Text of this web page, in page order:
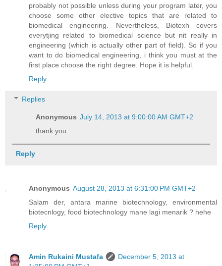
probably not possible unless during your program later, you
choose some other elective topics that are related to
biomedical engineering. Nevertheless, Biotexh covers
everytjing related to biomedical science but nit really in
engineering (which is actually other part of field). So if you
want to do biomedical engineering, i think you must at the
first place choose the right degree. Hope it is helpful.
Reply
Replies
Anonymous July 14, 2013 at 9:00:00 AM GMT+2
thank you
Reply
Anonymous August 28, 2013 at 6:31:00 PM GMT+2
Salam der, antara marine biotechnology, environmental
biotecnlogy, food biotechnology mane lagi menarik ? hehe
Reply
Amin Rukaini Mustafa
December 5, 2013 at